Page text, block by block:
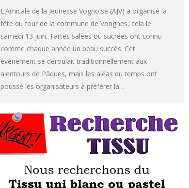
L’Amicale de la Jeunesse Vognoise (AJV) a organisé la
fête du four de la commune de Vongnes, cela le
samedi 13 juin. Tartes salées ou sucrées ont connu
comme chaque année un beau succès. Cet
événement se déroulait traditionnellement aux
alentours de Pâques, mais les aléas du temps ont
poussé les organisateurs à préférer la…